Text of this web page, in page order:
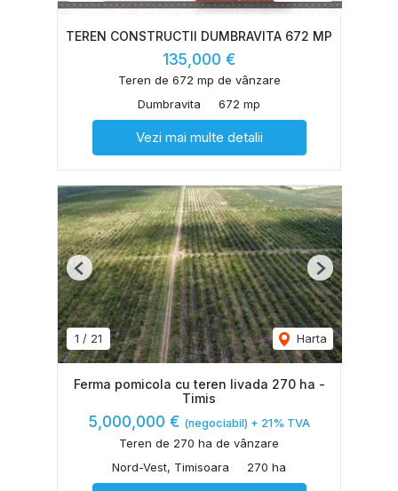
TEREN CONSTRUCTII DUMBRAVITA 672 MP
135,000 €
Teren de 672 mp de vânzare
Dumbravita
672 mp
Vezi mai multe detalii
1 / 21 Harta
Previous Next
Ferma pomicola cu teren livada 270 ha -
Timis
5,000,000 € (negociabil) + 21% TVA
Teren de 270 ha de vânzare
Nord-Vest, Timisoara
270 ha